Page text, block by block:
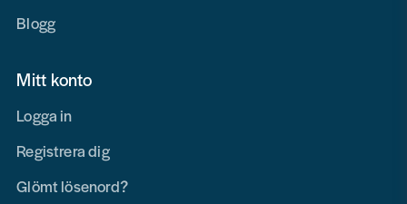
Blogg
Mitt konto
Logga in
Registrera dig
Glömt lösenord?